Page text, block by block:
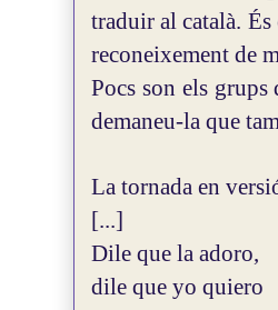
traduir al català.
reconeixement de
Pocs son els
demaneu-la que
La tornada en
[...]
Dile que la adoro,
dile que yo quiero